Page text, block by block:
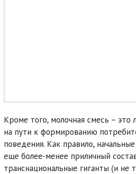
Кроме того, молочная смесь –
на пути к формированию
поведения. Как правило,
еще более-менее приличный
транснациональные гиганты (и не